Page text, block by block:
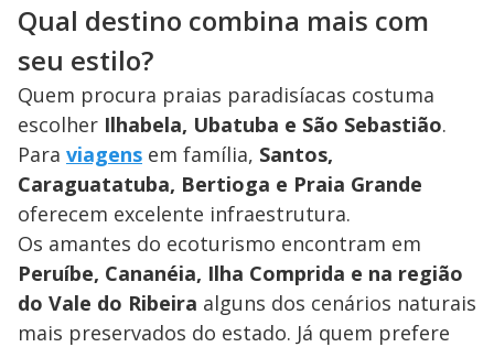
Qual destino combina mais com
seu estilo?
Quem procura praias paradisíacas costuma
escolher Ilhabela, Ubatuba e São Sebastião.
Para viagens em família, Santos,
Caraguatatuba, Bertioga e Praia Grande
oferecem excelente infraestrutura.
Os amantes do ecoturismo encontram em
Peruíbe, Cananéia, Ilha Comprida e na região
do Vale do Ribeira alguns dos cenários naturais
mais preservados do estado. Já quem prefere